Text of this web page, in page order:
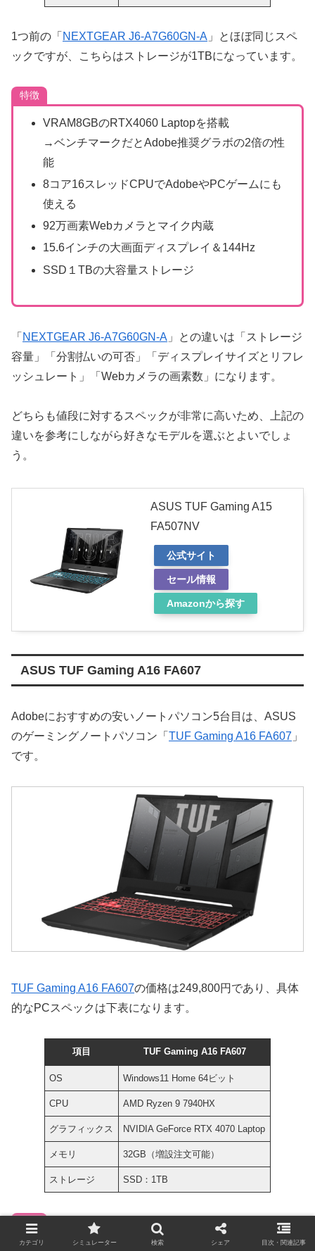
1つ前の「 NEXTGEAR J6-A7G60GN-A 」とほぼ同じスペ
ックですが、こちらはストレージが1TBになっています。
特徴
VRAM8GBのRTX4060 Laptopを搭載
→ベンチマークだとAdobe推奨グラボの2倍の性
能
8コア16スレッドCPUでAdobeやPCゲームにも
使える
92万画素Webカメラとマイク内蔵
15.6インチの大画面ディスプレイ＆144Hz
SSD１TBの大容量ストレージ
「 NEXTGEAR J6-A7G60GN-A 」との違いは「ストレージ
容量」「分割払いの可否」「ディスプレイサイズとリフレ
ッシュレート」「Webカメラの画素数」になります。
どちらも値段に対するスペックが非常に高いため、上記の
違いを参考にしながら好きなモデルを選ぶとよいでしょ
う。
ASUS TUF Gaming A15
FA507NV
公式サイト
セール情報
Amazonから探す
ASUS TUF Gaming A16 FA607
Adobeにおすすめの安いノートパソコン5台目は、ASUS
のゲーミングノートパソコン「 TUF Gaming A16 FA607 」
です。
TUF Gaming A16 FA607の価格は249,800円であり、具体
的なPCスペックは下表になります。
項目 TUF Gaming A16 FA607
OS Windows11 Home 64ビット
CPU AMD Ryzen 9 7940HX
グラフィックス NVIDIA GeForce RTX 4070 Laptop
メモリ 32GB（増設注文可能）
ストレージ SSD：1TB
特徴
カテゴリ シミュレーター 検索 シェア 目次・関連記事